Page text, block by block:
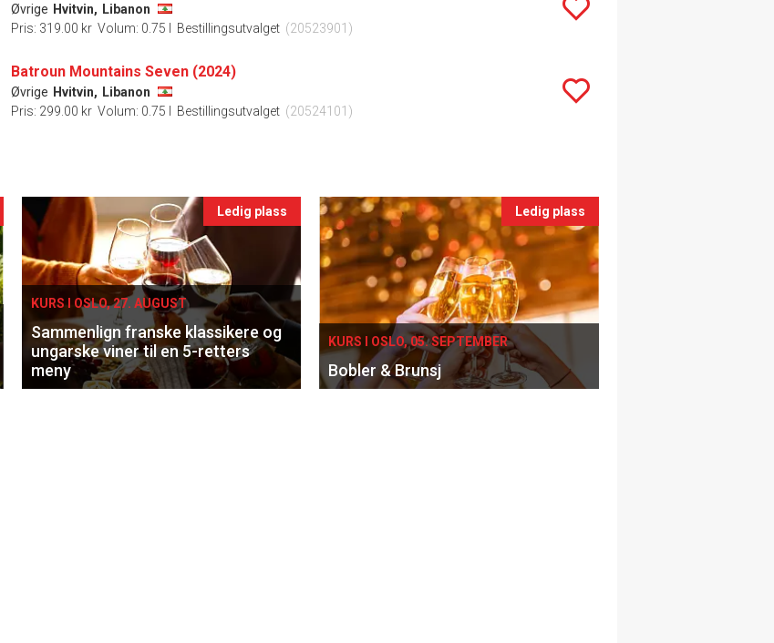
Øvrige Hvitvin, Libanon
Pris: 319.00 kr Volum: 0.75 l Bestillingsutvalget (20523901)
Batroun Mountains Seven (2024)
Øvrige Hvitvin, Libanon
Pris: 299.00 kr Volum: 0.75 l Bestillingsutvalget (20524101)
Ledig plass
KURS I OSLO, 27. AUGUST
Sammenlign franske klassikere og
ungarske viner til en 5-retters
meny
Ledig plass
KURS I OSLO, 05. SEPTEMBER
Bobler & Brunsj